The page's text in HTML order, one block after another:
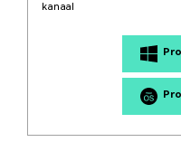
kanaal